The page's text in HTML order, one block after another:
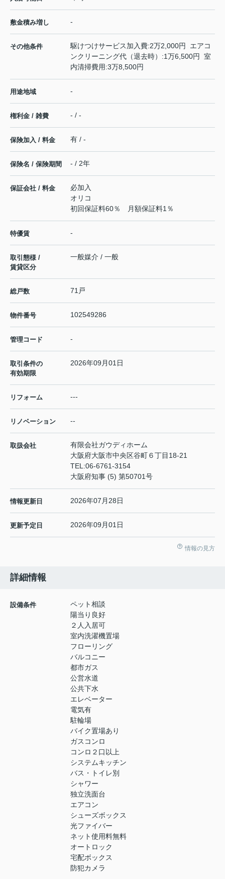
敷金積み増し -
その他条件
駆けつけサービス加入費:2万2,000円 エアコ
ンクリーニング代（退去時）:1万6,500円 室
内清掃費用:3万8,500円
用途地域 -
権利金 / 雑費 - / -
保険加入 / 料金 有 / -
保険名 / 保険期間 - / 2年
保証会社 / 料金
必加入
オリコ
初回保証料60％ 月額保証料1％
特優賃 -
取引態様 /
賃貸区分
一般媒介 / 一般
総戸数 71戸
物件番号 102549286
管理コード -
取引条件の
有効期限
2026年09月01日
リフォーム ---
リノベーション --
取扱会社
有限会社ガウディホーム
大阪府大阪市中央区谷町６丁目18-21
TEL:06-6761-3154
大阪府知事 (5) 第50701号
情報更新日 2026年07月28日
更新予定日 2026年09月01日
情報の見方
詳細情報
設備条件
ペット相談
陽当り良好
２人入居可
室内洗濯機置場
フローリング
バルコニー
都市ガス
公営水道
公共下水
エレベーター
電気有
駐輪場
バイク置場あり
ガスコンロ
コンロ２口以上
システムキッチン
バス・トイレ別
シャワー
独立洗面台
エアコン
シューズボックス
光ファイバー
ネット使用料無料
オートロック
宅配ボックス
防犯カメラ